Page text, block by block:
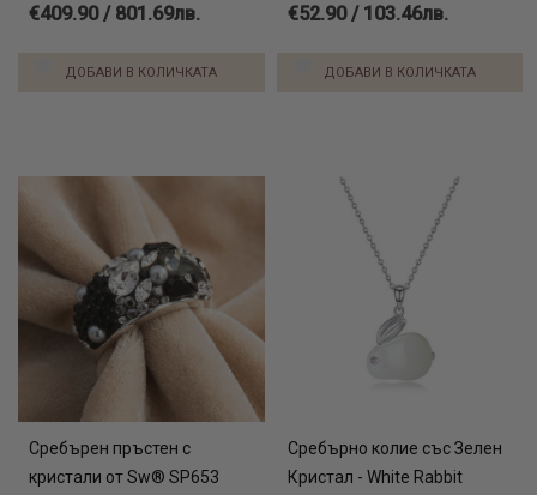
€409.90 / 801.69лв.
ДОБАВИ В КОЛИЧКАТА
€52.90 / 103.46лв.
ДОБАВИ В КОЛИЧКАТА
Сребърен пръстен с
кристали от Sw® SP653
Сребърно колие със Зелен
Кристал - White Rabbit